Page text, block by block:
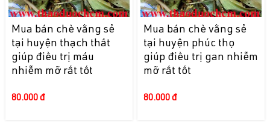
Mua bán chè vằng sẻ
tại huyện thạch thất
giúp điều trị máu
nhiễm mỡ rất tốt
80.000 đ
Mua bán chè vằng sẻ
tại huyện phúc thọ
giúp điều trị gan nhiễm
mỡ rất tốt
80.000 đ